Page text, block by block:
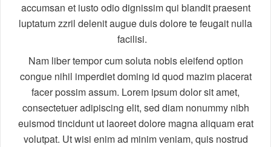
accumsan et iusto odio dignissim qui blandit praesent
luptatum zzril delenit augue duis dolore te feugait nulla
facilisi.
Nam liber tempor cum soluta nobis eleifend option
congue nihil imperdiet doming id quod mazim placerat
facer possim assum. Lorem ipsum dolor sit amet,
consectetuer adipiscing elit, sed diam nonummy nibh
euismod tincidunt ut laoreet dolore magna aliquam erat
volutpat. Ut wisi enim ad minim veniam, quis nostrud